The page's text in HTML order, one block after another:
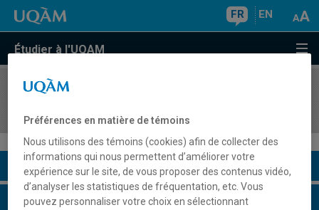
FR EN
Étudier à l'UQAM
COURS//
Description du cours
Horaire - Été 2026
Préférences en matière de témoins
Nous utilisons des témoins (cookies) afin de collecter des
informations qui nous permettent d’améliorer votre
expérience sur le site, de vous proposer des contenus vidéo,
d’analyser les statistiques de fréquentation, etc. Vous
pouvez personnaliser votre choix en sélectionnant